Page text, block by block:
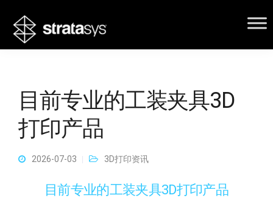
目前专业的工装夹具3D
打印产品
2026-07-03 3D打印资讯
目前专业的工装夹具3D打印产品